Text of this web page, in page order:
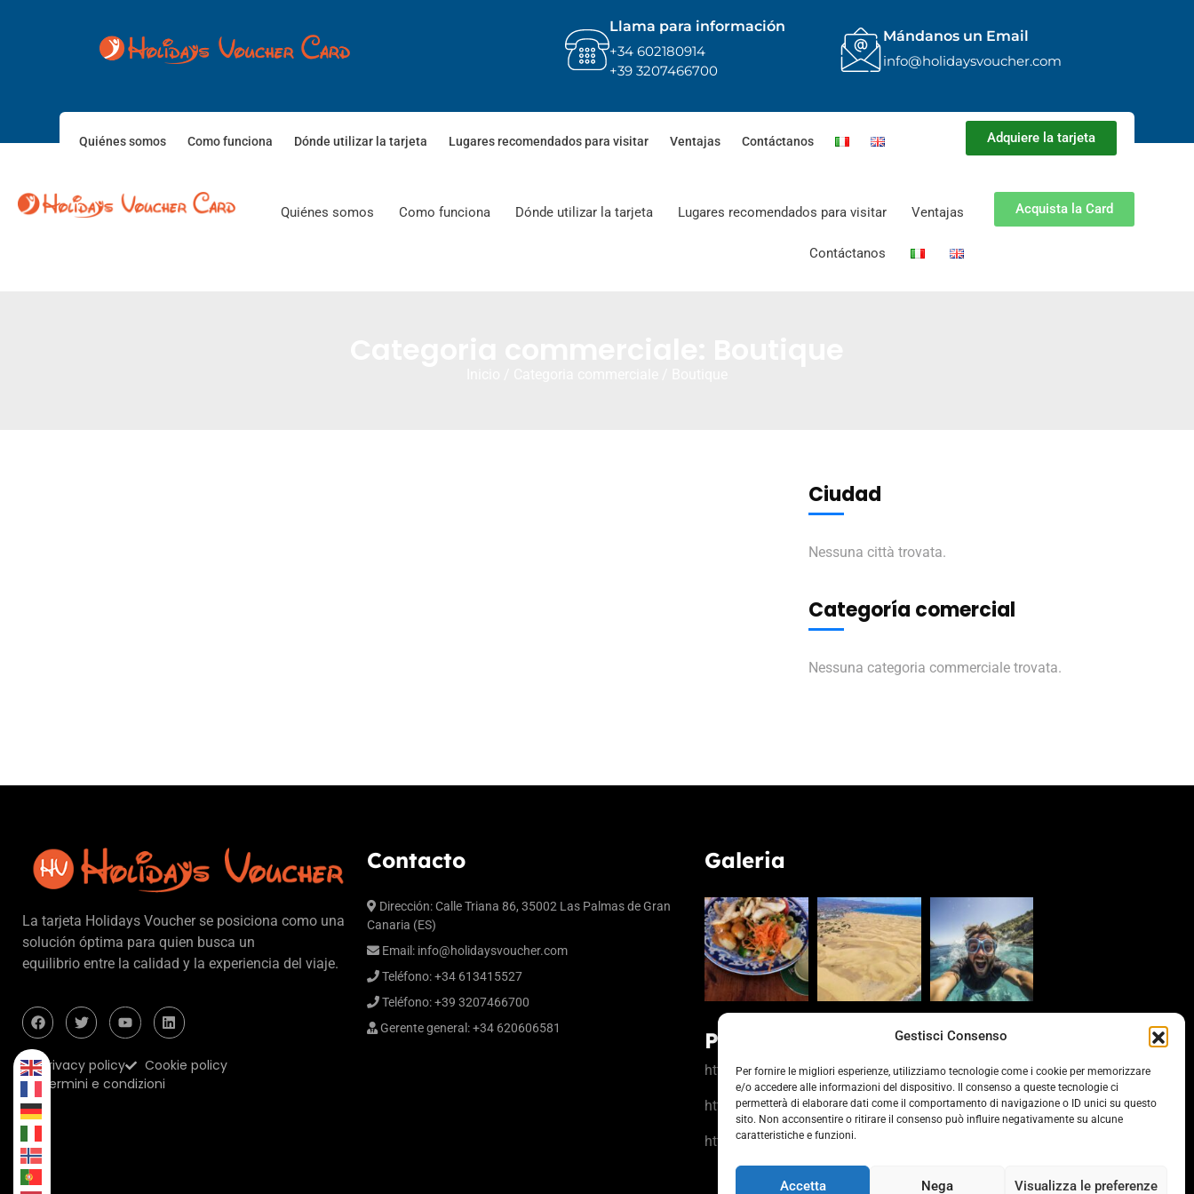
Gestisci Consenso
Per fornire le migliori esperienze, utilizziamo tecnologie come i cookie per memorizzare
e/o accedere alle informazioni del dispositivo. Il consenso a queste tecnologie ci
permetterà di elaborare dati come il comportamento di navigazione o ID unici su questo
sito. Non acconsentire o ritirare il consenso può influire negativamente su alcune
caratteristiche e funzioni.
Accetta Nega Visualizza le preferenze
Llama para información
+34 602180914
+39 3207466700
Mándanos un Email
info@holidaysvoucher.com
Quiénes somos Como funciona Dónde utilizar la tarjeta Lugares recomendados para visitar Ventajas Contáctanos Adquiere la tarjeta
Quiénes somos Como funciona Dónde utilizar la tarjeta Lugares recomendados para visitar Ventajas
Contáctanos
Acquista la Card
Ciudad
Nessuna città trovata.
Categoría comercial
Nessuna categoria commerciale trovata.
La tarjeta Holidays Voucher se posiciona como una
solución óptima para quien busca un
equilibrio entre la calidad y la experiencia del viaje.
Privacy policy
Cookie policy
Termini e condizioni
Contacto
Dirección: Calle Triana 86, 35002 Las Palmas de Gran
Canaria (ES)
Email: info@holidaysvoucher.com
Teléfono: +34 613415527
Teléfono: +39 3207466700
Gerente general: +34 620606581
Galeria
Partners
https://www.laprovinciacv.it/
https://www.civonline.it/
https://b-rewards.it/